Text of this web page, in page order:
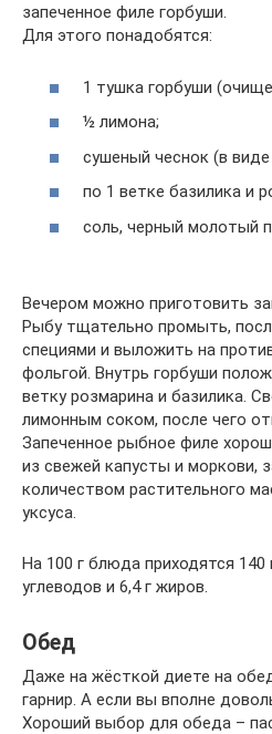
запеченное филе горбуши.
Для этого понадобятся:
1 тушка горбуши
½ лимона;
сушеный чеснок (в
по 1 ветке базилика и
соль, черный молотый
Вечером можно приготовить
Рыбу тщательно промыть,
специями и выложить на
фольгой. Внутрь горбуши
ветку розмарина и базилика.
лимонным соком, после чего
Запеченное рыбное филе
из свежей капусты и моркови,
количеством растительного
уксуса.
На 100 г блюда приходятся 140
углеводов и 6,4 г жиров.
Обед
Даже на жёсткой диете на
гарнир. А если вы вполне
Хороший выбор для обеда –